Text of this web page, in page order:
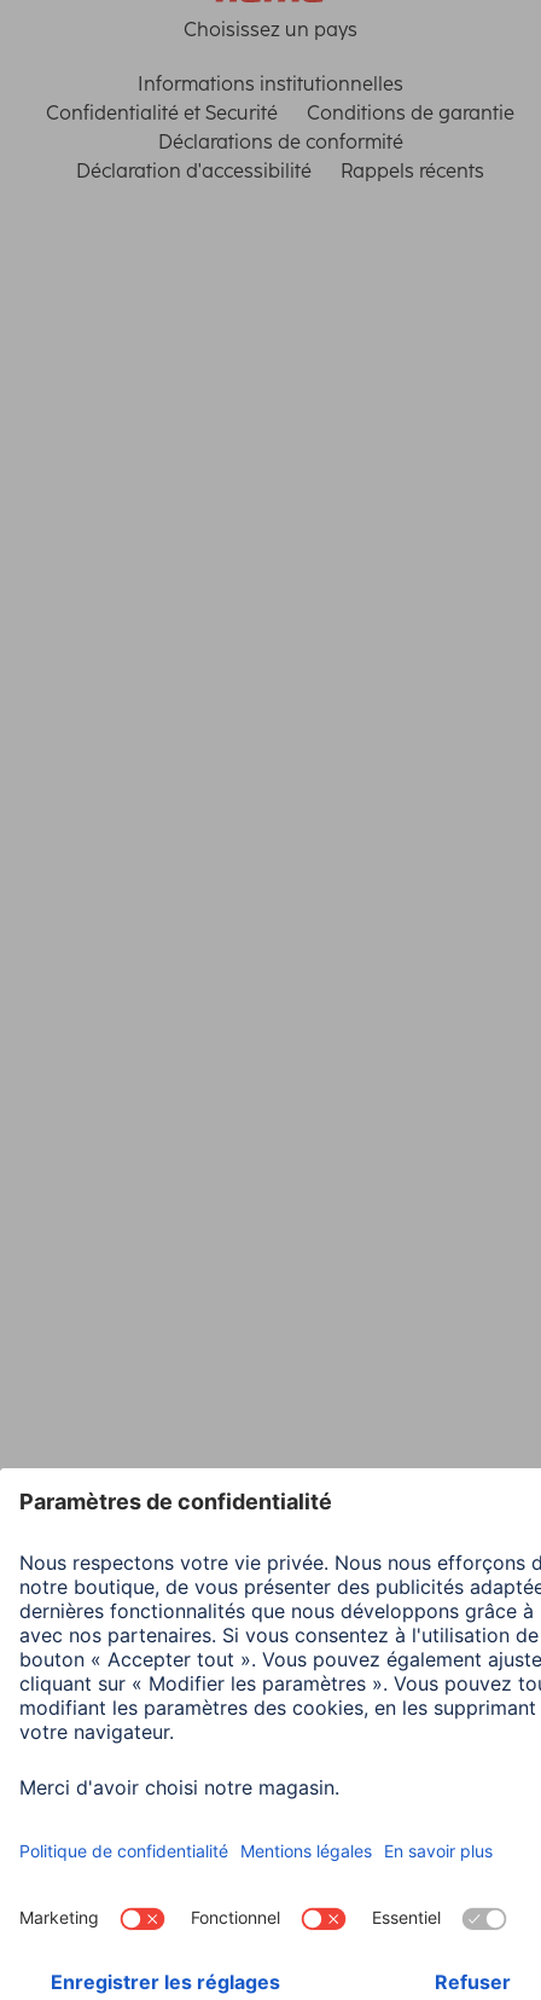
Choisissez un pays
Informations institutionnelles
Confidentialité et Securité
Conditions de garantie
Déclarations de conformité
Déclaration d'accessibilité
Rappels récents